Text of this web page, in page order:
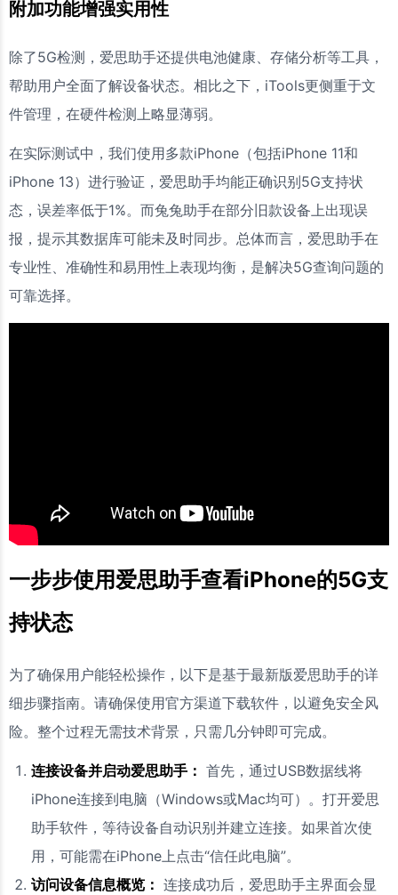
附加功能增强实用性
除了5G检测，爱思助手还提供电池健康、存储分析等工具，
帮助用户全面了解设备状态。相比之下，iTools更侧重于文
件管理，在硬件检测上略显薄弱。
在实际测试中，我们使用多款iPhone（包括iPhone 11和
iPhone 13）进行验证，爱思助手均能正确识别5G支持状
态，误差率低于1%。而兔兔助手在部分旧款设备上出现误
报，提示其数据库可能未及时同步。总体而言，爱思助手在
专业性、准确性和易用性上表现均衡，是解决5G查询问题的
可靠选择。
一步步使用爱思助手查看iPhone的5G支
持状态
为了确保用户能轻松操作，以下是基于最新版爱思助手的详
细步骤指南。请确保使用官方渠道下载软件，以避免安全风
险。整个过程无需技术背景，只需几分钟即可完成。
连接设备并启动爱思助手： 首先，通过USB数据线将
iPhone连接到电脑（Windows或Mac均可）。打开爱思
助手软件，等待设备自动识别并建立连接。如果首次使
用，可能需在iPhone上点击“信任此电脑”。
访问设备信息概览： 连接成功后，爱思助手主界面会显